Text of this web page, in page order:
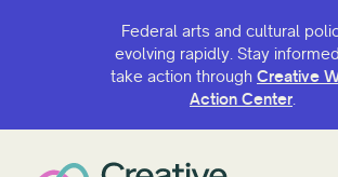
Federal arts and cultural
evolving rapidly. Stay
take action through Creative
Action Center.